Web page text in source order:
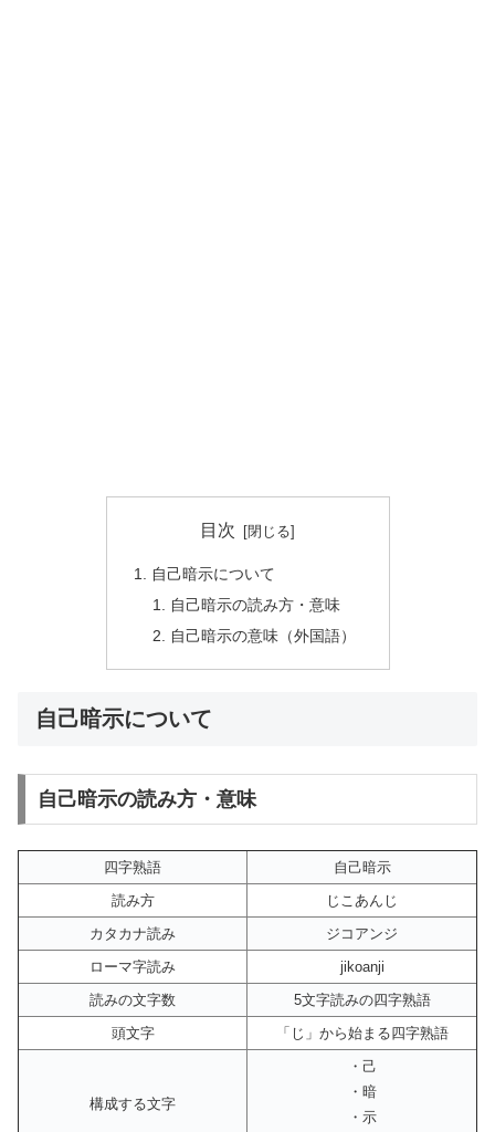
目次
自己暗示について
自己暗示の読み方・意味
自己暗示の意味（外国語）
自己暗示について
自己暗示の読み方・意味
四字熟語
自己暗示
読み方
じこあんじ
カタカナ読み
ジコアンジ
ローマ字読み
jikoanji
読みの文字数
5文字読みの四字熟語
頭文字
「じ」から始まる四字熟語
構成する文字
・己
・暗
・示